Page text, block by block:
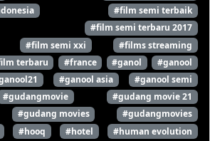
#film semi terbaik
#film semi terbaru 2017
#film semi xxi
#films streaming
terbaru #france #ganol
#ganool
#ganool asia
#ganool semi
#gudangmovie
#gudang movie 21
#gudang movies
#gudangmovies
#hooq #hotel
#human evolution